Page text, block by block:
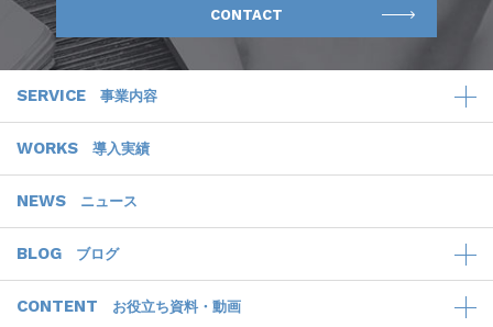
CONTACT
SERVICE 事業内容
WORKS 導入実績
NEWS ニュース
BLOG ブログ
CONTENT お役立ち資料・動画